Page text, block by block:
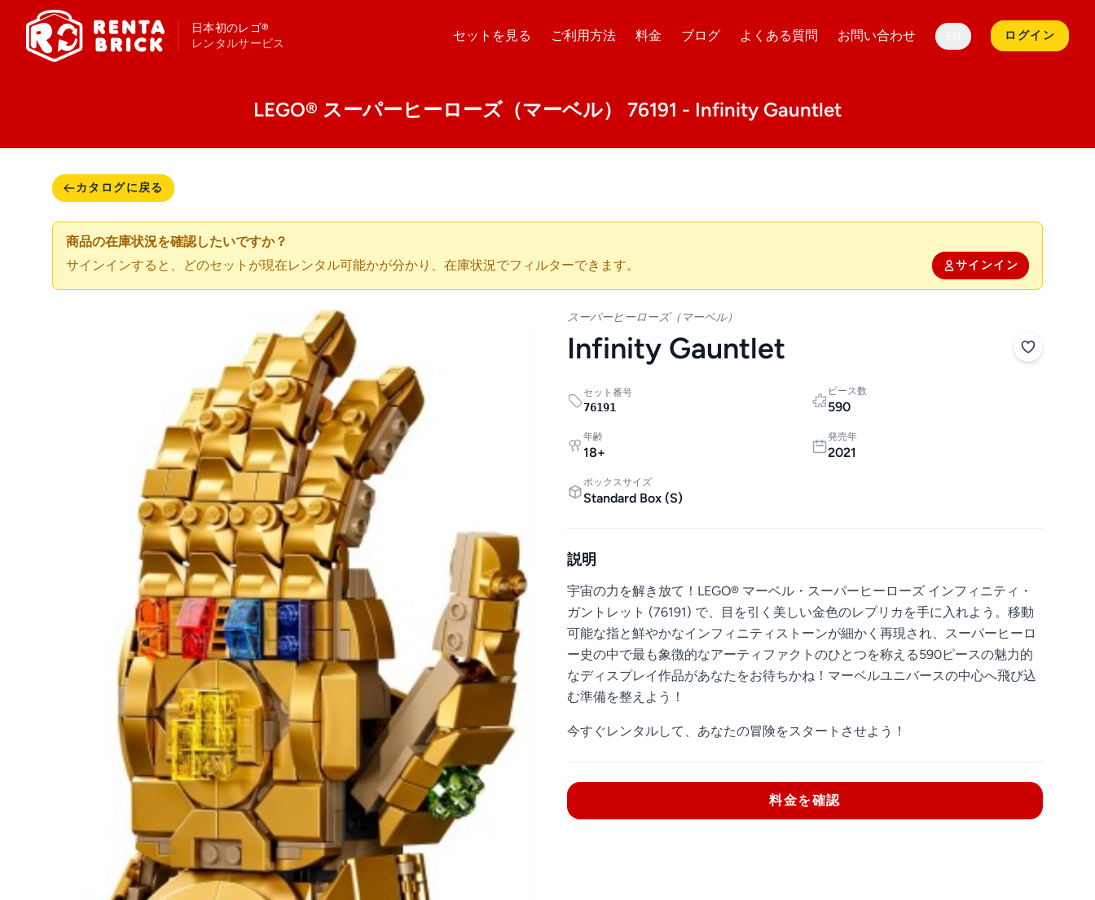
日本初のレゴ®
レンタルサービス
セットを見る ご利用方法 料金 ブログ よくある質問 お問い合わせ ログイン
LEGO® スーパーヒーローズ（マーベル） 76191 - Infinity Gauntlet
カタログに戻る
商品の在庫状況を確認したいですか？
サインインすると、どのセットが現在レンタル可能かが分かり、在庫状況でフィルターできます。
サインイン
スーパーヒーローズ（マーベル）
Infinity Gauntlet
セット番号
76191
ピース数
590
年齢
18+
発売年
2021
ボックスサイズ
Standard Box (S)
説明
宇宙の力を解き放て！LEGO® マーベル・スーパーヒーローズ インフィニティ・
ガントレット (76191) で、目を引く美しい金色のレプリカを手に入れよう。移動
可能な指と鮮やかなインフィニティストーンが細かく再現され、スーパーヒーロ
ー史の中で最も象徴的なアーティファクトのひとつを称える590ピースの魅力的
なディスプレイ作品があなたをお待ちかね！マーベルユニバースの中心へ飛び込
む準備を整えよう！
今すぐレンタルして、あなたの冒険をスタートさせよう！
料金を確認